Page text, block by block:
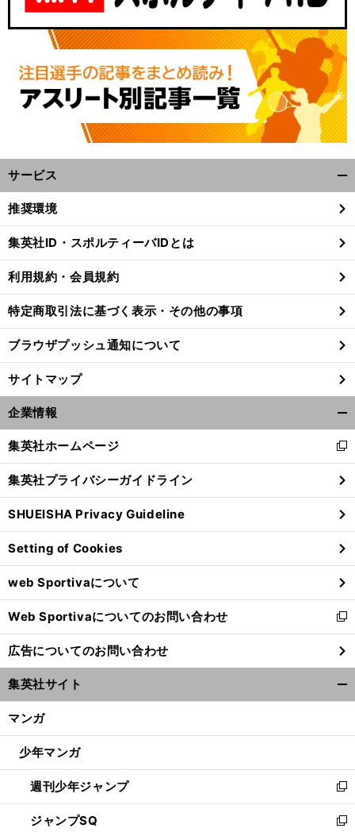
。
勝
」
負
」 ・
・ リーグ編
前
へ
サービス
閉
る
推奨環境
集英社ID・スポルティーバIDとは
利用規約・会員規約
特定商取引法に基づく表示・その他の事項
ブラウザプッシュ通知について
サイトマップ
企業情報
閉
る
集英社ホームページ
新
し
い
ウ
ィ
ン
ド
ウ
で
開
く
集英社プライバシーガイドライン
SHUEISHA Privacy Guideline
Setting of Cookies
web Sportivaについて
Web Sportivaについてのお問い合わせ
新
し
い
ウ
ィ
ン
ウ
開
く
広告についてのお問い合わせ
集英社サイト
マンガ
少年マンガ
週刊少年ジャンプ
新
し
い
ジャンプSQ
新